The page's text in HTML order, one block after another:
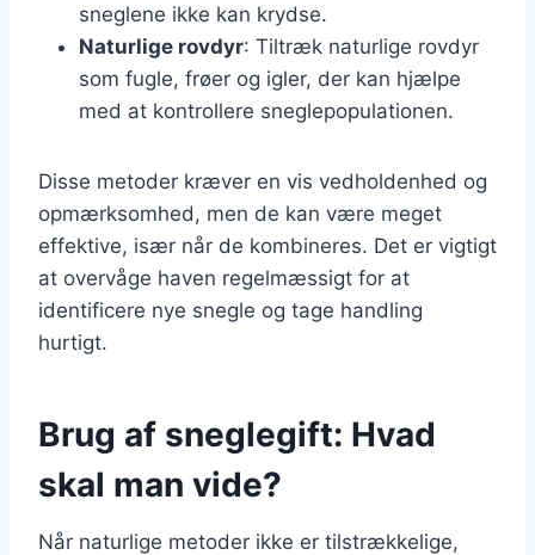
sneglene ikke kan krydse.
Naturlige rovdyr: Tiltræk naturlige rovdyr
som fugle, frøer og igler, der kan hjælpe
med at kontrollere sneglepopulationen.
Disse metoder kræver en vis vedholdenhed og
opmærksomhed, men de kan være meget
effektive, især når de kombineres. Det er vigtigt
at overvåge haven regelmæssigt for at
identificere nye snegle og tage handling
hurtigt.
Brug af sneglegift: Hvad
skal man vide?
Når naturlige metoder ikke er tilstrækkelige,